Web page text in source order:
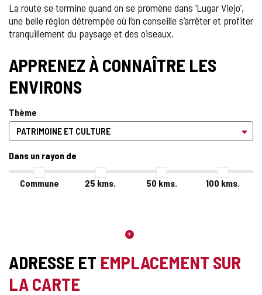
La route se termine quand on se promène dans ‘Lugar Viejo’,
une belle région détrempée où l’on conseille s’arrêter et profiter
tranquillement du paysage et des oiseaux.
APPRENEZ À CONNAÎTRE LES
ENVIRONS
Thème
Dans un rayon de
Commune 25 kms. 50 kms. 100 kms.
ADRESSE ET EMPLACEMENT SUR
LA CARTE